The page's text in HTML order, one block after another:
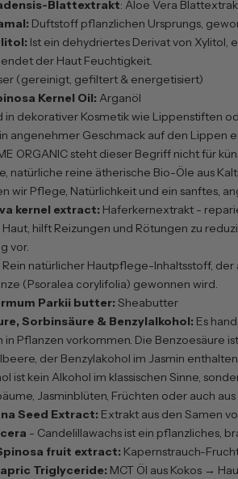
Blattextrakt: Aloe Vera
Duftstoff pflanzlichen Ursprungs,
Ist ein dehydriertes Derivat von Xylitol,
der Haut Feuchtigkeit.
(gereinigt, gefiltert & energetisiert)
Kernel Oil: Arganöl
in dekorativer Kosmetik wie Lippenstiften
angenehmer Geschmack auf den Lippen
ORGANIC steht dieser Begriff nicht für
natürliche reine ätherische Bio-Öle aus
wir Pflege, Natürlichkeit und ein sanftes,
kernel extract: Haferkernextrakt -
Haut, hilft Reizungen und Rötungen zu
vor.
Rein natürlicher Hautpflege-Inhaltsstoff,
(Psoralea corylifolia) gewonnen wird.
Parkii butter: Sheabutter
Sorbinsäure & Benzylalkohol: Es
in Pflanzen vorkommen. Die Benzoesäure
der Benzylakohol im Jasmin
ist kein Alkohol im klassischen Sinne,
Jasminblüten, Früchten oder auch
Seed Extract: Extrakt aus den Samen
- Candelillawachs ist ein pflanzliches,
fruit extract: Kapernstrauch-
Triglyceride: MCT Öl aus Kokos →